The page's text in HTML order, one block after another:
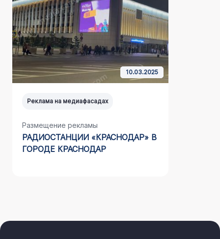
10.03.2025
Реклама на медиафасадах
Размещение рекламы
РАДИОСТАНЦИИ «КРАСНОДАР» В
ГОРОДЕ КРАСНОДАР